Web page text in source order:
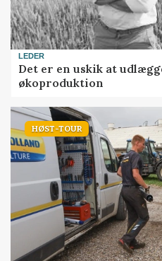
LEDER
Det er en uskik at
økoproduktion
HØST-TOUR